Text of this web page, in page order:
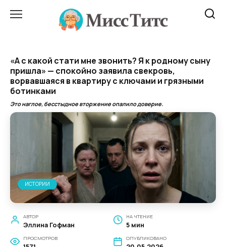
«А с какой стати мне звонить? Я к родному сыну
пришла» — спокойно заявила свекровь,
ворвавшаяся в квартиру с ключами и грязными
ботинками
Это наглое, бесстыдное вторжение опалило доверие.
ИСТОРИИ
АВТОР
Эллина Гофман
НА ЧТЕНИЕ
5 мин
ПРОСМОТРОВ ОПУБЛИКОВАНО